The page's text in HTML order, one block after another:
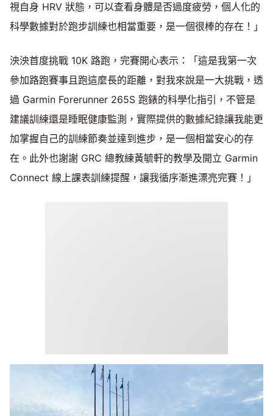
視自身 HRV 狀態，可以查看身體是否過度疲勞，個人化的
科學數據對於跑步訓練也相當重要，是一個很棒的存在！」
泱泱首度挑戰 10K 路跑，完賽開心表示：「這是我第一次
參加路跑賽事且跑這麼長的距離，對我來說是一大挑戰，透
過 Garmin Forerunner 265S 跑錶的科學化指引，不管是
建議訓練還是睡眠健康監測，實際提供的數據紀錄讓我能更
加掌握自己的訓練節奏並達到進步，是一個相當安心的存
在。此外也謝謝 GRC 總教練黃毓軒的教學及開立 Garmin
Connect 線上課表訓練提醒，讓我循序漸進漂亮完賽！」